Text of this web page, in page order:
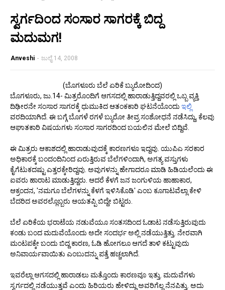
ಸ್ವರ್ಗದಿಂದ ಸಂಸಾರ ಸಾಗರಕ್ಕೆ ಬಿದ್ದ
ಮದುಮಗ!
Anveshi - ಜುಲೈ 14, 2008
(ಬೊಗಳೂರು ಬೆಲೆ ಏರಿಕೆ ಬ್ಯುರೋದಿಂದ)
ಬೊಗಳೂರು, ಜು.14- ಮಿತ್ರರೊಂದಿಗೆ ಆಗಸದಲ್ಲಿ ಹಾರಾಡುತ್ತಿದ್ದವರಲ್ಲಿ ಒಬ್ಬ ವ್ಯಕ್ತಿ
ದಿಢೀರನೇ ಸಂಸಾರ ಸಾಗರಕ್ಕೆ ಧುಮುಕಿದ ಆತಂಕಕಾರಿ ಘಟನೆಯೊಂದು ಇಲ್ಲಿ
ವರದಿಯಾಗಿದೆ. ಈ ಬಗ್ಗೆ ಬೊಗಳೆ ರಗಳೆ ಬ್ಯುರೋ ತೀವ್ರ ಸಂಶೋಧನೆ ನಡೆಸಿದ್ದು, ಕೆಲವು
ಆಘಾತಕಾರಿ ವಿಷಯಗಳು ಸಂಸಾರ ಸಾಗರದಿಂದ ಬಯಲಿನ ಮೇಲೆ ಬಿದ್ದಿವೆ.
ಈ ಮಿತ್ರರು ಆಕಾಶದಲ್ಲಿ ಹಾರಾಡುವುದಕ್ಕೆ ಕಾರಣಗಳೂ ಇದ್ದವು. ಯುಪಿಎ ಸರಕಾರ
ಅಧಿಕಾರಕ್ಕೆ ಬಂದಂದಿನಿಂದ ಏರುತ್ತಿರುವ ಬೆಲೆಗಳಿಂದಾಗಿ, ಅಗತ್ಯ ವಸ್ತುಗಳು
ಕೈಗೆಟುಕದಷ್ಟು ಎತ್ತರಕ್ಕೇರಿದ್ದವು. ಅವುಗಳನ್ನು ಹೇಗಾದರೂ ಮಾಡಿ ಹಿಡಿಯಲೆಂದು ಈ
ಐವರು ಹಾರಾಟ ಮಾಡುತ್ತಿದ್ದರು. ಆದರೆ ಕೆಳಗೆ ಜನ ಜಂಗುಳಿಯ ಹಾಹಾಕಾರ,
ಆಕ್ರಂದನ, 'ನಮಗೂ ಬೆಲೆಗಳನ್ನು ಕೆಳಗೆ ಇಳಿಸಿಕೊಡಿ' ಎಂಬ ಕೂಗಾಟವೆಲ್ಲಾ ಕೇಳಿ
ಬೆದರಿದ ಅವರಲ್ಲೊಬ್ಬರು ಆಯತಪ್ಪಿ ಬಿದ್ದೇ ಬಿಟ್ಟರು.
ಬೆಲೆ ಏರಿಕೆಯ ಭರಾಟೆಯ ನಡುವೆಯೂ ಸಂತಸದಿಂದ ಓಡಾಟ ನಡೆಸುತ್ತಿರುವುದು
ಕಂಡು ಬಂದ ಮದುವೆಯೊಂದು ಅದೇ ಸಂದರ್ಭ ಅಲ್ಲಿ ನಡೆಯುತ್ತಿತ್ತು. ನೇರವಾಗಿ
ಮಂಟಪಕ್ಕೇ ಬಂದು ಬಿದ್ದ ಕಾರಣ, ಓಡಿ ಹೋಗಲೂ ಆಗದೆ ತಾಳಿ ಕಟ್ಟುವುದು
ಅನಿವಾರ್ಯವಾಯಿತು ಎಂಬುದನ್ನು ಪತ್ತೆ ಹಚ್ಚಲಾಗಿದೆ.
ಇವರೆಲ್ಲಾ ಆಗಸದಲ್ಲಿ ಹಾರಾಡಲು ಮತ್ತೊಂದು ಕಾರಣವೂ ಇತ್ತು. ಮದುವೆಗಳು
ಸ್ವರ್ಗದಲ್ಲಿ ನಡೆಯುತ್ತವೆ ಎಂದು ಹಿರಿಯರು ಹೇಳಿದ್ದು ಅವರಿಗೆಲ್ಲ ನೆನಪಿತ್ತು. ಅದು